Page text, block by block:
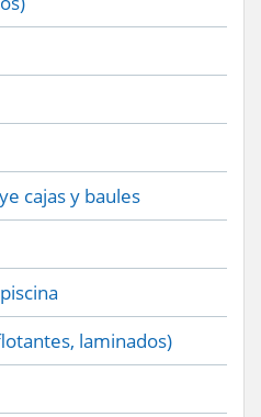
cajas y baules
laminados)